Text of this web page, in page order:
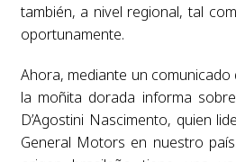
también, a nivel regional, tal
oportunamente.
Ahora, mediante un
la moñita dorada informa
D’Agostini Nascimento, quien
General Motors en nuestro